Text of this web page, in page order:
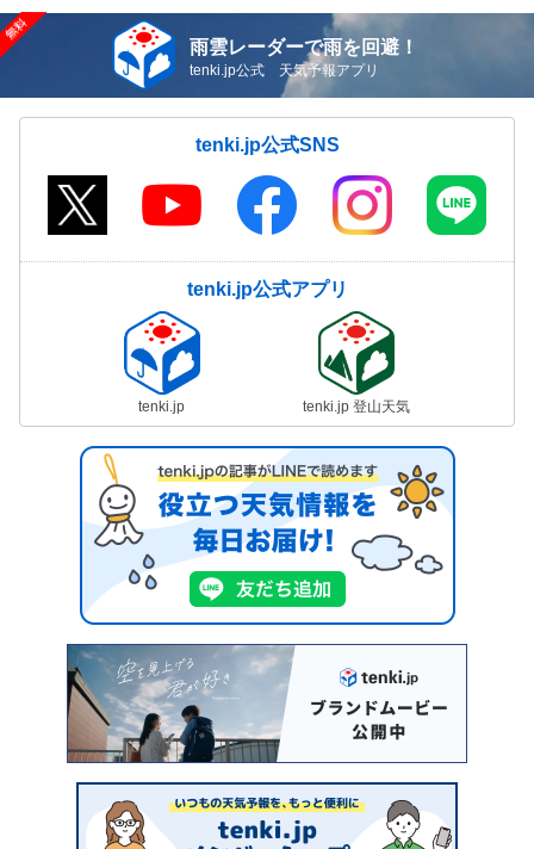
雨雲レーダーで雨を回避！
tenki.jp公式 天気予報アプリ
tenki.jp公式SNS
tenki.jp公式アプリ
tenki.jp tenki.jp 登山天気